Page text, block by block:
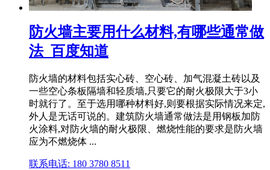
防火墙主要用什么材料,有哪些通常做
法_百度知道
防火墙的材料包括实心砖、空心砖、加气混凝土砖以及
一些空心条板隔墙和轻质墙,只要它的耐火极限大于3小
时就行了。至于选用哪种材料好,则要根据实际情况来定,
外人是无话可说的。建筑防火墙通常做法是用钢板加防
火涂料,对防火墙的耐火极限、燃烧性能的要求是防火墙
应为不燃烧体 ...
联系电话: 180 3780 8511